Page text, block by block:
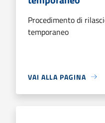
Procedimento di
temporaneo
VAI ALLA PAGINA